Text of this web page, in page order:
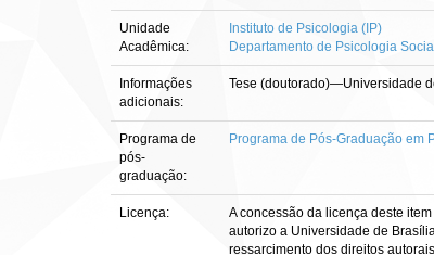
Unidade
Acadêmica:
Instituto de Psicologia (IP)
Departamento de Psicologia
Informações
adicionais:
Tese (doutorado)—Universidade
Programa de
pós-
graduação:
Programa de Pós-Graduação em
Licença:
A concessão da licença deste
autorizo a Universidade de
ressarcimento dos direitos